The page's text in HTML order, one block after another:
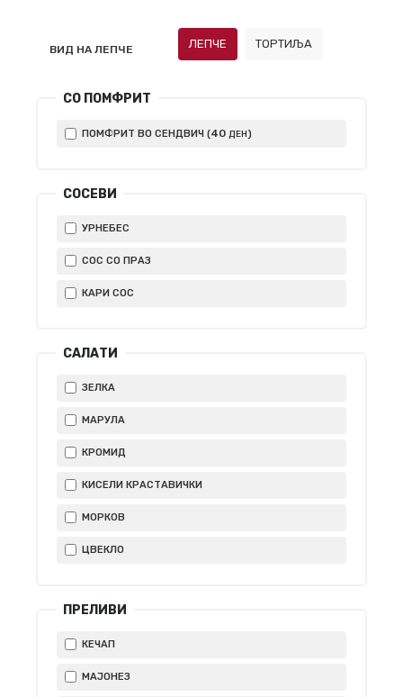
ВИД НА ЛЕПЧЕ ЛЕПЧЕ ТОРТИЉА
СО ПОМФРИТ
ПОМФРИТ ВО СЕНДВИЧ (40 ДЕН)
СОСЕВИ
УРНЕБЕС
СОС СО ПРАЗ
КАРИ СОС
САЛАТИ
ЗЕЛКА
МАРУЛА
КРОМИД
КИСЕЛИ КРАСТАВИЧКИ
МОРКОВ
ЦВЕКЛО
ПРЕЛИВИ
КЕЧАП
МАЈОНЕЗ